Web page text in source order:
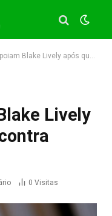
Lively após queixa legal contra Justin Baldoni
Lively
0 Visitas